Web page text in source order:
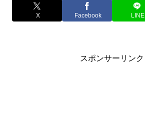
X Facebook LINE
スポンサーリンク